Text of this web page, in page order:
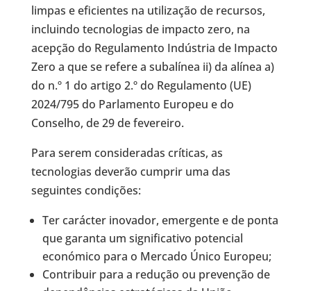
limpas e eficientes na utilização de recursos,
incluindo tecnologias de impacto zero, na
acepção do Regulamento Indústria de Impacto
Zero a que se refere a subalínea ii) da alínea a)
do n.º 1 do artigo 2.º do Regulamento (UE)
2024/795 do Parlamento Europeu e do
Conselho, de 29 de fevereiro.
Para serem consideradas críticas, as
tecnologias deverão cumprir uma das
seguintes condições:
Ter carácter inovador, emergente e de ponta
que garanta um significativo potencial
económico para o Mercado Único Europeu;
Contribuir para a redução ou prevenção de